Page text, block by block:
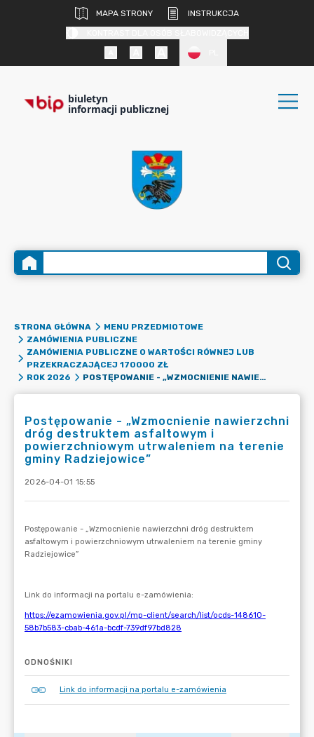
MAPA STRONY
INSTRUKCJA
biuletyn
informacji publicznej
STRONA GŁÓWNA
MENU PRZEDMIOTOWE
ZAMÓWIENIA PUBLICZNE
ZAMÓWIENIA PUBLICZNE O WARTOŚCI RÓWNEJ LUB
PRZEKRACZAJĄCEJ 170000 ZŁ
ROK 2026
POSTĘPOWANIE - „WZMOCNIENIE NAWIERZCHNI DRÓG DESTRUKTEM ASFALTOWYM I POWIERZCHNIOWYM UTRWALENIEM NA TERENIE GMINY RADZIEJOWICE”
Postępowanie - „Wzmocnienie nawierzchni
dróg destruktem asfaltowym i
powierzchniowym utrwaleniem na terenie
gminy Radziejowice”
2026-04-01 15:55
ODNOŚNIKI
Link do informacji na portalu e-zamówienia